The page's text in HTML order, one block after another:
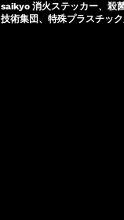
saikyo 消火ステッカー、殺
技術集団、特殊プラスチッ